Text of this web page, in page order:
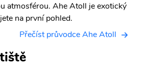
atmosférou. Ahe Atoll je exotický
na první pohled.
Přečíst průvodce Ahe Atoll